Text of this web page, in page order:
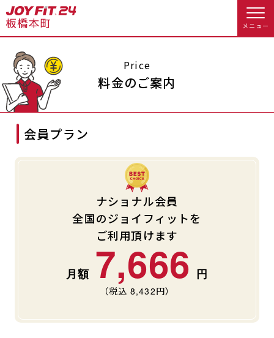
メニュー
店舗トップ
会員の方へトップ
会員様へのお知らせ 予約する
オプション料金
店舗情報・サービス
店舗へのお問い合わせ
入会のお手続きをする
Appで入会手続き料金・サービス等詳しく見る
入会を悩まれている方へトップ
料金のご案内
アクセス 店舗情報・サービス
JOYFIT総合トップ JOYFIT
Price
料金のご案内
会員プラン
ナショナル会員
全国のジョイフィットを
ご利用頂けます
7,666
（税込 8,432円）